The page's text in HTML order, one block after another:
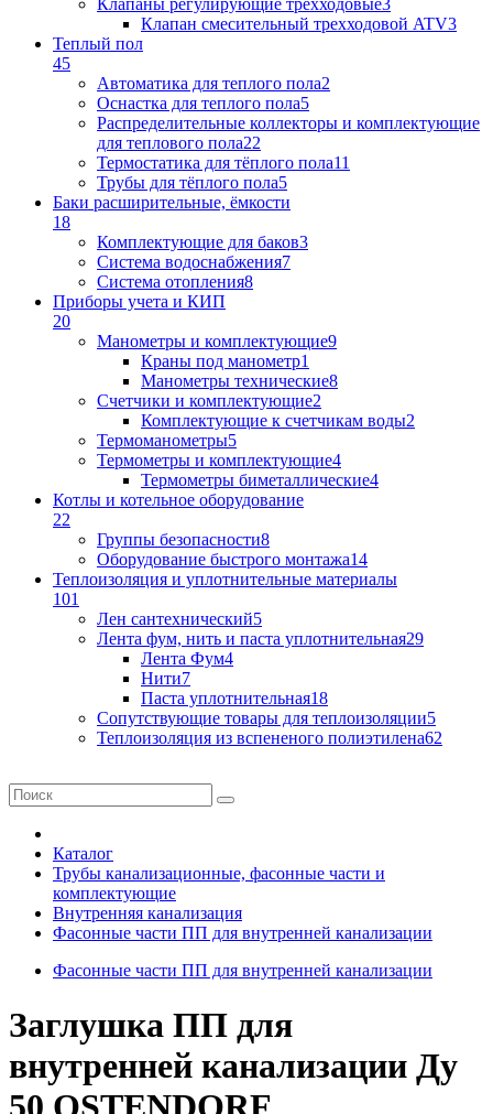
Клапаны регулирующие трехходовые3
Клапан смесительный трехходовой ATV3
Теплый пол
45
Автоматика для теплого пола2
Оснастка для теплого пола5
Распределительные коллекторы и комплектующие
для теплового пола22
Термостатика для тёплого пола11
Трубы для тёплого пола5
Баки расширительные, ёмкости
18
Комплектующие для баков3
Система водоснабжения7
Система отопления8
Приборы учета и КИП
20
Манометры и комплектующие9
Краны под манометр1
Манометры технические8
Счетчики и комплектующие2
Комплектующие к счетчикам воды2
Термоманометры5
Термометры и комплектующие4
Термометры биметаллические4
Котлы и котельное оборудование
22
Группы безопасности8
Оборудование быстрого монтажа14
Теплоизоляция и уплотнительные материалы
101
Лен сантехнический5
Лента фум, нить и паста уплотнительная29
Лента Фум4
Нити7
Паста уплотнительная18
Сопутствующие товары для теплоизоляции5
Теплоизоляция из вспененого полиэтилена62
Каталог
Трубы канализационные, фасонные части и
комплектующие
Внутренняя канализация
Фасонные части ПП для внутренней канализации
Фасонные части ПП для внутренней канализации
Заглушка ПП для
внутренней канализации Ду
50 OSTENDORF